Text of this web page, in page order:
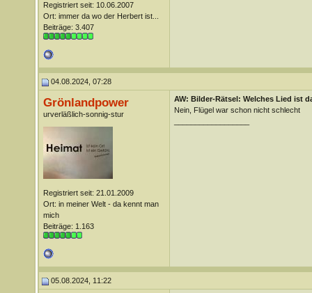
Registriert seit: 10.06.2007
Ort: immer da wo der Herbert ist...
Beiträge: 3.407
04.08.2024, 07:28
Grönlandpower
urverläßlich-sonnig-stur
Registriert seit: 21.01.2009
Ort: in meiner Welt - da kennt man
mich
Beiträge: 1.163
AW: Bilder-Rätsel: Welches Lied ist
Nein, Flügel war schon nicht schlecht
05.08.2024, 11:22